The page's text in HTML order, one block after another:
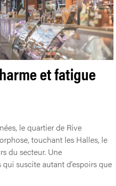
et fatigue
le quartier de Rive
touchant les Halles, le
du secteur. Une
suscite autant d’espoirs que